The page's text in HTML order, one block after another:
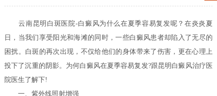
云南昆明白斑医院-白癜风为什么在夏季容易复发呢？在炎炎夏
日，当我们享受阳光和海滩的同时，一些白癜风患者却陷入了无尽的
困扰。白斑的再次出现，不仅给他们的身体带来了伤害，更在心理上
投下了沉重的阴影。为何白癜风在夏季容易复发?跟昆明白癜风治疗医
院医生了解下!
一、紫外线照射增强